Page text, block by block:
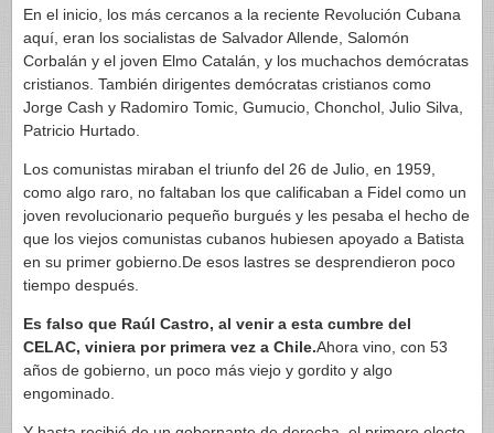
En el inicio, los más cercanos a la reciente Revolución Cubana
aquí, eran los socialistas de Salvador Allende, Salomón
Corbalán y el joven Elmo Catalán, y los muchachos demócratas
cristianos. También dirigentes demócratas cristianos como
Jorge Cash y Radomiro Tomic, Gumucio, Chonchol, Julio Silva,
Patricio Hurtado.
Los comunistas miraban el triunfo del 26 de Julio, en 1959,
como algo raro, no faltaban los que calificaban a Fidel como un
joven revolucionario pequeño burgués y les pesaba el hecho de
que los viejos comunistas cubanos hubiesen apoyado a Batista
en su primer gobierno.De esos lastres se desprendieron poco
tiempo después.
Es falso que Raúl Castro, al venir a esta cumbre del
CELAC, viniera por primera vez a Chile.Ahora vino, con 53
años de gobierno, un poco más viejo y gordito y algo
engominado.